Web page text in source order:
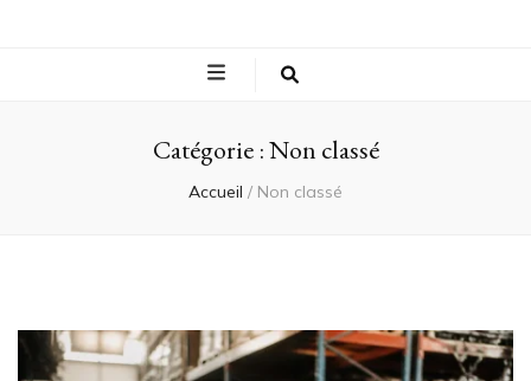
Catégorie :Non classé
Accueil / Non classé